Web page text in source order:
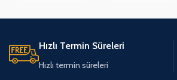
Hızlı Termin Süreleri
Hızlı termin süreleri